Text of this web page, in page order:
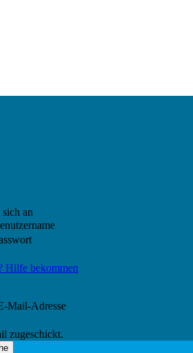
an
Hilfe bekommen
Mail-Adresse
zugeschickt.